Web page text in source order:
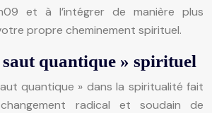
et à l’intégrer de manière plus
propre cheminement spirituel.
saut quantique » spirituel
quantique » dans la spiritualité fait
radical et soudain de